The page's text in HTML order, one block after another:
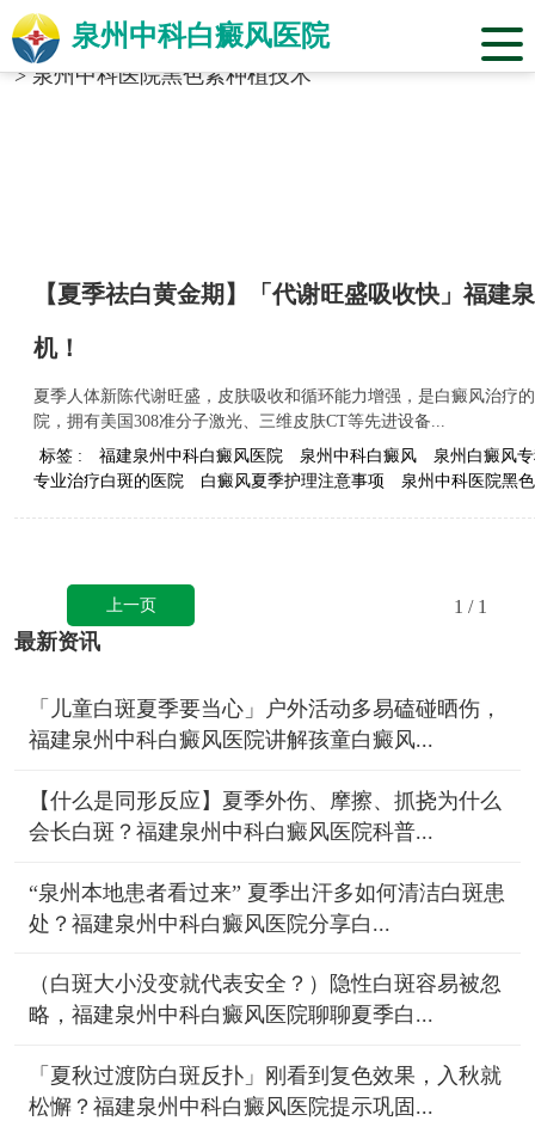
泉州中科白癜风医院
当前位置：福建省泉州市中科白癜风医院
标签合辑
>泉州中科医院黑色素种植技术
【夏季祛白黄金期】「代谢旺盛吸收快」福建
机！
夏季人体新陈代谢旺盛，皮肤吸收和循环能力增强，是白癜风治疗
院，拥有美国308准分子激光、三维皮肤CT等先进设备...
标签 :
福建泉州中科白癜风医院 泉州中科白癜风
泉州白癜风
专业治疗白斑的医院
白癜风夏季护理注意事项 泉州中科医院黑
上一页 1 / 1
最新资讯
「儿童白斑夏季要当心」户外活动多易磕碰晒伤，
福建泉州中科白癜风医院讲解孩童白癜风...
【什么是同形反应】夏季外伤、摩擦、抓挠为什么
会长白斑？福建泉州中科白癜风医院科普...
“泉州本地患者看过来” 夏季出汗多如何清洁白斑患
处？福建泉州中科白癜风医院分享白...
（白斑大小没变就代表安全？）隐性白斑容易被忽
略，福建泉州中科白癜风医院聊聊夏季白...
「夏秋过渡防白斑反扑」刚看到复色效果，入秋就
松懈？福建泉州中科白癜风医院提示巩固...